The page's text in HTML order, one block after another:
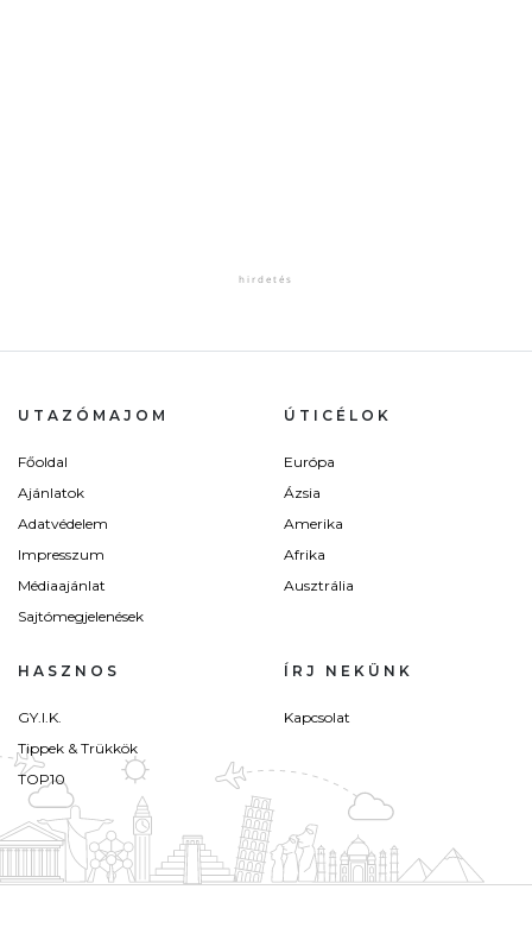
UTAZÓMAJOM
Főoldal
Ajánlatok
Adatvédelem
Impresszum
Médiaajánlat
Sajtómegjelenések
ÚTICÉLOK
Európa
Ázsia
Amerika
Afrika
Ausztrália
HASZNOS
GY.I.K.
Tippek & Trükkök
TOP10
ÍRJ NEKÜNK
Kapcsolat